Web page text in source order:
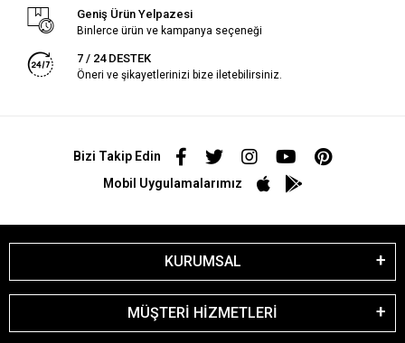
Geniş Ürün Yelpazesi
Binlerce ürün ve kampanya seçeneği
7 / 24 DESTEK
Öneri ve şikayetlerinizi bize iletebilirsiniz.
Bizi Takip Edin
Mobil Uygulamalarımız
KURUMSAL
MÜŞTERİ HİZMETLERİ